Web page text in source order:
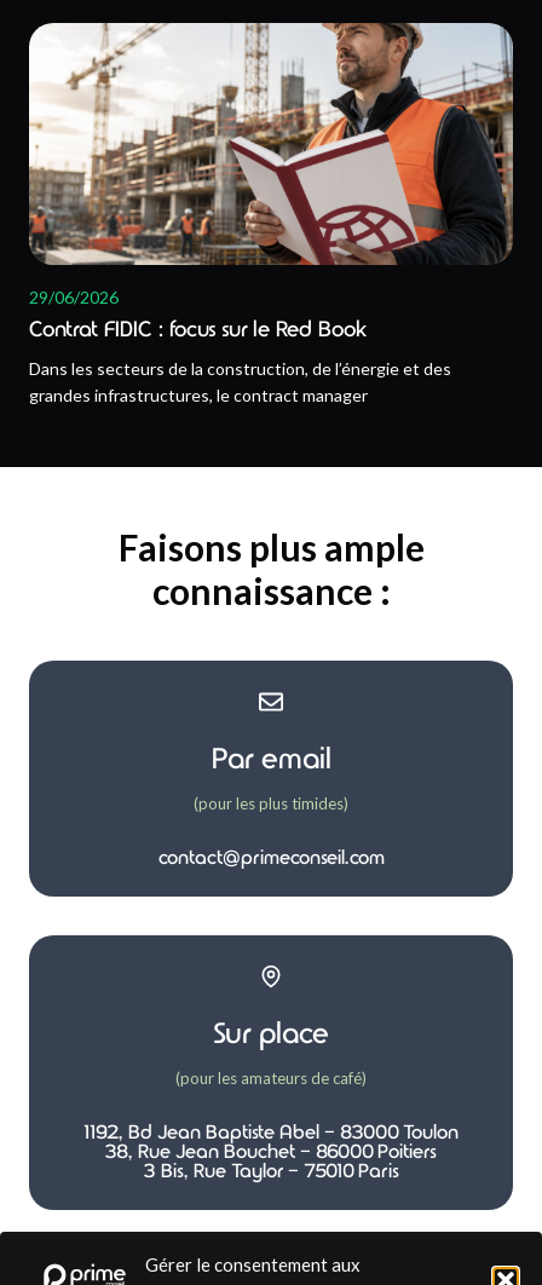
Gérer le consentement aux
29/06/2026
Contrat FIDIC : focus sur le Red Book
Dans les secteurs de la construction, de l’énergie et des
grandes infrastructures, le contract manager
Faisons plus ample
connaissance :
Par email
(pour les plus timides)
contact@primeconseil.com
Sur place
(pour les amateurs de café)
1192, Bd Jean Baptiste Abel - 83000 Toulon
38, Rue Jean Bouchet - 86000 Poitiers
3 Bis, Rue Taylor - 75010 Paris